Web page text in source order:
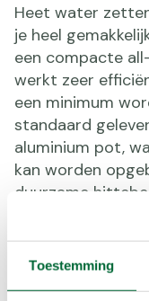
Toestemming
Heet water
je heel
een compacte
werkt zeer
een minimum
standaard
aluminium pot,
kan worden
duurzame
voering bij.
hengsel
Het geheel